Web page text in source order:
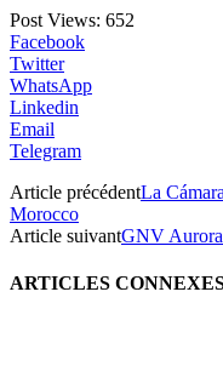
Post Views: 652
Facebook
Twitter
WhatsApp
Linkedin
Email
Telegram
Article précédentLa
Morocco
Article suivantGNV
ARTICLES